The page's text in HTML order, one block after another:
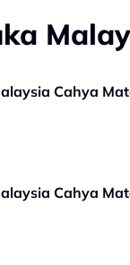
Cahya
Cahya